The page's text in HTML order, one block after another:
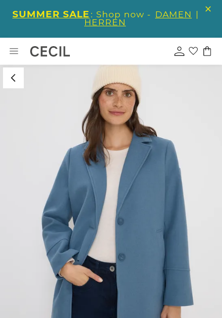
SUMMER SALE : Shop now - DAMEN |
HERREN